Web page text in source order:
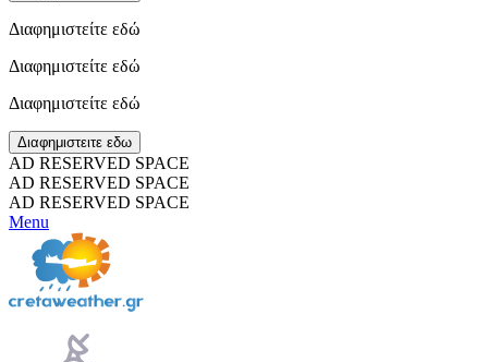
Διαφημιστείτε εδώ
Διαφημιστείτε εδώ
Διαφημιστείτε εδώ
Διαφημιστειτε εδω
AD RESERVED SPACE
AD RESERVED SPACE
AD RESERVED SPACE
Menu